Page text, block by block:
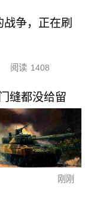
争，正在刷
阅读 1408
缝都没给留
刚刚